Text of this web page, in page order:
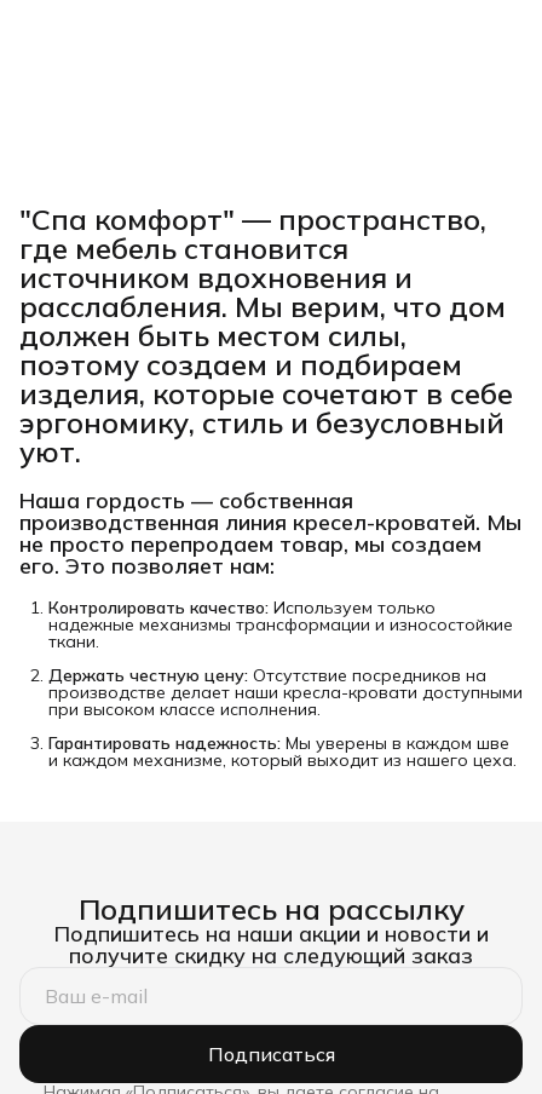
"Спа комфорт" — пространство,
где мебель становится
источником вдохновения и
расслабления. Мы верим, что дом
должен быть местом силы,
поэтому создаем и подбираем
изделия, которые сочетают в себе
эргономику, стиль и безусловный
уют.
Наша гордость — собственная
производственная линия кресел-кроватей. Мы
не просто перепродаем товар, мы создаем
его. Это позволяет нам:
Контролировать качество: Используем только
надежные механизмы трансформации и износостойкие
ткани.
Держать честную цену: Отсутствие посредников на
производстве делает наши кресла-кровати доступными
при высоком классе исполнения.
Гарантировать надежность: Мы уверены в каждом шве
и каждом механизме, который выходит из нашего цеха.
Подпишитесь на рассылку
Подпишитесь на наши акции и новости и
получите скидку на следующий заказ
Подписаться